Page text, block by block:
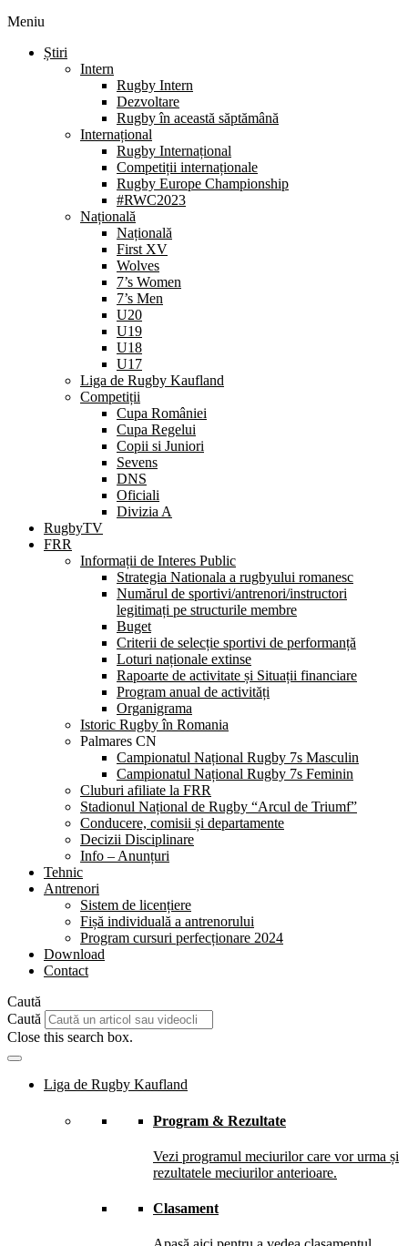
Meniu
Știri
Intern
Rugby Intern
Dezvoltare
Rugby în această săptămână
Internațional
Rugby Internațional
Competiții internaționale
Rugby Europe Championship
#RWC2023
Națională
Națională
First XV
Wolves
7’s Women
7’s Men
U20
U19
U18
U17
Liga de Rugby Kaufland
Competiții
Cupa României
Cupa Regelui
Copii si Juniori
Sevens
DNS
Oficiali
Divizia A
RugbyTV
FRR
Informații de Interes Public
Strategia Nationala a rugbyului romanesc
Numărul de sportivi/antrenori/instructori
legitimați pe structurile membre
Buget
Criterii de selecție sportivi de performanță
Loturi naționale extinse
Rapoarte de activitate și Situații financiare
Program anual de activități
Organigrama
Istoric Rugby în Romania
Palmares CN
Campionatul Național Rugby 7s Masculin
Campionatul Național Rugby 7s Feminin
Cluburi afiliate la FRR
Stadionul Național de Rugby “Arcul de Triumf”
Conducere, comisii și departamente
Decizii Disciplinare
Info – Anunțuri
Tehnic
Antrenori
Sistem de licențiere
Fișă individuală a antrenorului
Program cursuri perfecționare 2024
Download
Contact
Caută
Caută
Close this search box.
Liga de Rugby Kaufland
Program & Rezultate
Vezi programul meciurilor care vor urma și
rezultatele meciurilor anterioare.
Clasament